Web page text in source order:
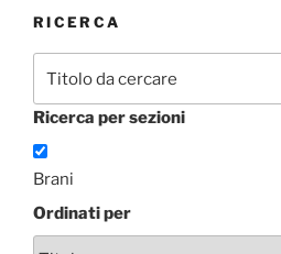
RICERCA
Ricerca per sezioni
Brani
Ordinati per